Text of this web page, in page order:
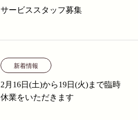
サービススタッフ募集
新着情報
2月16日(土)から19日(火)まで臨時
休業をいただきます